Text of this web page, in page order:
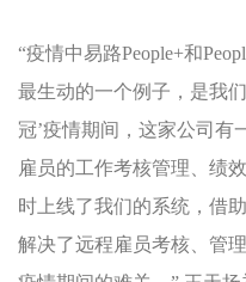
“疫情中易路People+和
最生动的一个例子，是我
冠’疫情期间，这家公司有
雇员的工作考核管理、绩
时上线了我们的系统，借
解决了远程雇员考核、管